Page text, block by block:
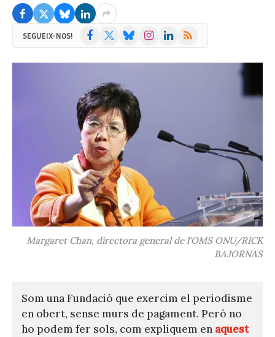
SEGUEIX-NOS! Facebook BlueskyInstagramLinkedIn
RSS
Margaret Chan, directora general de l'OMS ONU/RICK
BAJORNAS
Som una Fundació que exercim el periodisme
en obert, sense murs de pagament. Però no
ho podem fer sols, com expliquem en aquest